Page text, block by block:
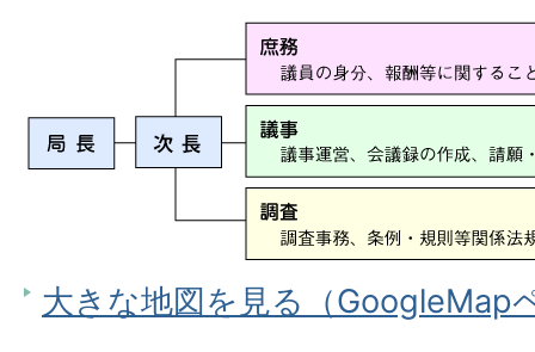
大きな地図を見る（GoogleMap